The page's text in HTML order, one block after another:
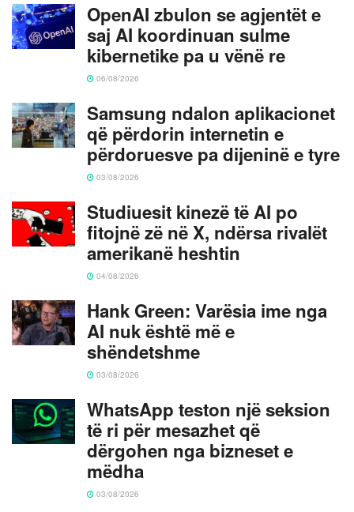
OpenAI zbulon se agjentët e
saj AI koordinuan sulme
kibernetike pa u vënë re
06/08/2026
Samsung ndalon aplikacionet
që përdorin internetin e
përdoruesve pa dijeninë e tyre
03/08/2026
Studiuesit kinezë të AI po
fitojnë zë në X, ndërsa rivalët
amerikanë heshtin
04/08/2026
Hank Green: Varësia ime nga
AI nuk është më e
shëndetshme
03/08/2026
WhatsApp teston një seksion
të ri për mesazhet që
dërgohen nga bizneset e
mëdha
03/08/2026